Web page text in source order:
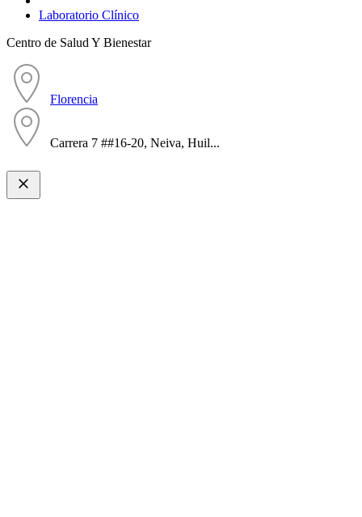
Laboratorio Clínico
Centro de Salud Y Bienestar
Florencia
Carrera 7 ##16-20, Neiva, Huil...